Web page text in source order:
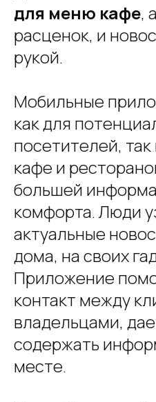
для меню кафе,
расценок, и
рукой.
Мобильные
как для
посетителей,
кафе и
большей
комфорта. Люди
актуальные
дома, на своих
Приложение
контакт между
владельцами,
содержать
месте.